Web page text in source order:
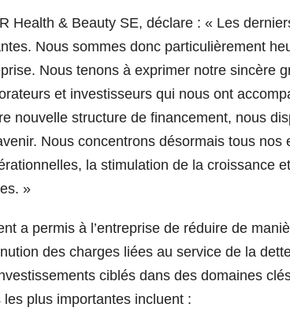
Health & Beauty SE, déclare : « Les
Nous sommes donc particulièrement
Nous tenons à exprimer notre sincère
et investisseurs qui nous ont
nouvelle structure de financement, nous
Nous concentrons désormais tous nos
la stimulation de la croissance
»
a permis à l’entreprise de réduire de
des charges liées au service de la
ciblés dans des domaines
plus importantes incluent :